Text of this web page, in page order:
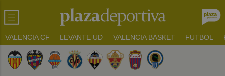
VALENCIA CF LEVANTE UD VALENCIA BASKET FUTBOL